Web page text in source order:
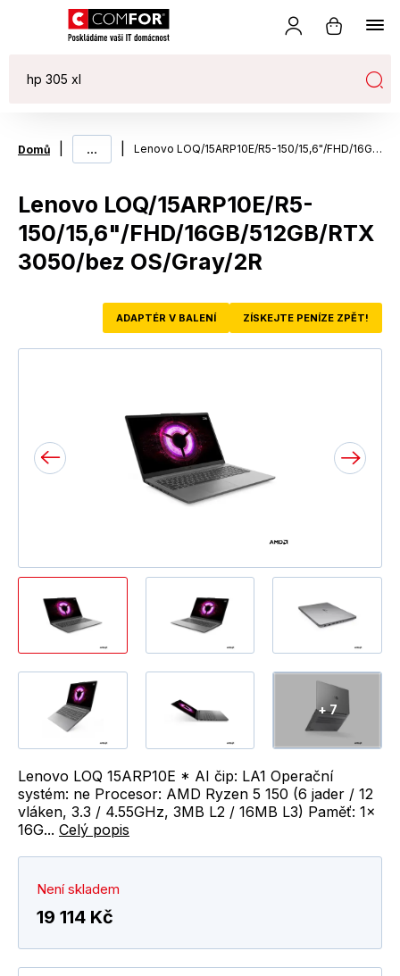
Domů ... Lenovo LOQ/15ARP10E/R5-150/15,6"/FHD/16GB/512GB/RTX 3050/bez OS/Gray/2R
Lenovo LOQ/15ARP10E/R5-
150/15,6"/FHD/16GB/512GB/RTX
3050/bez OS/Gray/2R
ADAPTÉR V BALENÍ ZÍSKEJTE PENÍZE ZPĚT!
+ 7
Lenovo LOQ 15ARP10E * AI čip: LA1 Operační
systém: ne Procesor: AMD Ryzen 5 150 (6 jader / 12
vláken, 3.3 / 4.55GHz, 3MB L2 / 16MB L3) Paměť: 1x
16G... Celý popis
Není skladem
19 114 Kč